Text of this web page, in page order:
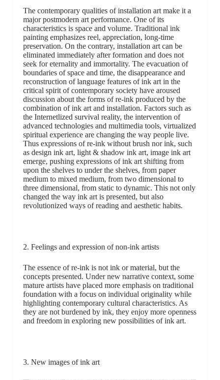
The contemporary qualities of installation art make it a
major postmodern art performance. One of its
characteristics is space and volume. Traditional ink
painting emphasizes reel, appreciation, long-time
preservation. On the contrary, installation art can be
eliminated immediately after formation and does not
seek for eternality and immortality. The evacuation of
boundaries of space and time, the disappearance and
reconstruction of language features of ink art in the
critical spirit of contemporary society have aroused
discussion about the forms of re-ink produced by the
combination of ink art and installation. Factors such as
the Internetlized survival reality, the intervention of
advanced technologies and multimedia tools, virtualized
spiritual experience are changing the way people live.
Thus expressions of re-ink without brush nor ink, such
as design ink art, light & shadow ink art, image ink art
emerge, pushing expressions of ink art shifting from
upon the shelves to under the shelves, from paper
medium to mixed medium, from two dimensional to
three dimensional, from static to dynamic. This not only
changed the way ink art is presented, but also
revolutionized ways of reading and aesthetic habits.
2. Feelings and expression of non-ink artists
The essence of re-ink is not ink or material, but the
concepts presented. Under new narrative context, some
mature artists have placed more emphasis on traditional
foundation with a focus on individual originality while
highlighting contemporary cultural characteristics. As
they are not burdened by ink, they enjoy more openness
and freedom in exploring new possibilities of ink art.
3. New images of ink art